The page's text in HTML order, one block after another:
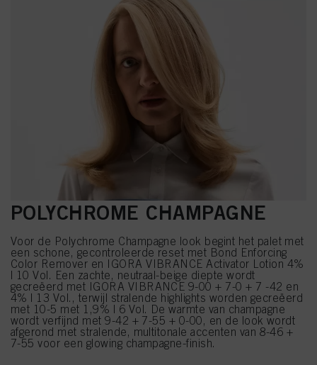
POLYCHROME CHAMPAGNE
Voor de Polychrome Champagne look begint het palet met
een schone, gecontroleerde reset met Bond Enforcing
Color Remover en IGORA VIBRANCE Activator Lotion 4%
| 10 Vol. Een zachte, neutraal-beige diepte wordt
gecreëerd met IGORA VIBRANCE 9-00 + 7-0 + 7 -42 en
4% | 13 Vol., terwijl stralende highlights worden gecreëerd
met 10-5 met 1,9% | 6 Vol. De warmte van champagne
wordt verfijnd met 9-42 + 7-55 + 0-00, en de look wordt
afgerond met stralende, multitonale accenten van 8-46 +
7-55 voor een glowing champagne-finish.